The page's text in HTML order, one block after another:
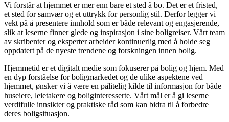
Vi forstår at hjemmet er mer enn bare et sted å bo. Det er et fristed,
et sted for samvær og et uttrykk for personlig stil. Derfor legger vi
vekt på å presentere innhold som er både relevant og engasjerende,
slik at leserne finner glede og inspirasjon i sine boligreiser. Vårt team
av skribenter og eksperter arbeider kontinuerlig med å holde seg
oppdatert på de nyeste trendene og forskningen innen bolig.
Hjemmetid er et digitalt medie som fokuserer på bolig og hjem. Med
en dyp forståelse for boligmarkedet og de ulike aspektene ved
hjemmet, ønsker vi å være en pålitelig kilde til informasjon for både
huseiere, leietakere og boliginteresserte. Vårt mål er å gi leserne
verdifulle innsikter og praktiske råd som kan bidra til å forbedre
deres boligsituasjon.